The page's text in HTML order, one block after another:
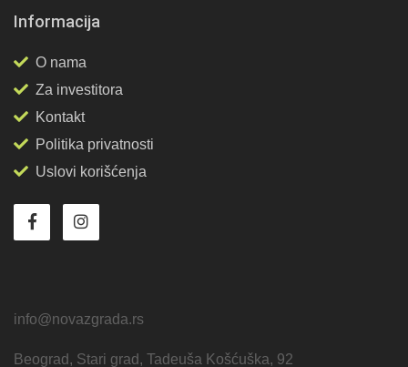
Informacija
O nama
Za investitora
Kontakt
Politika privatnosti
Uslovi korišćenja
info@novazgrada.rs
Beograd , Stari grad, Tadeuša Košćuška, 92